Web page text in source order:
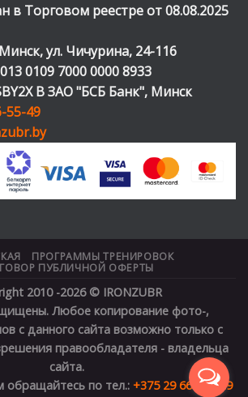
в Торговом реестре от 08.08.2025
ул. Чичурина, 24-116
0109 7000 0000 8933
В ЗАО "БСБ Банк", Минск
55-49
ПРОГРАММЫ ТРЕНИРОВОК
ПУБЛИЧНОЙ ОФЕРТЫ
2010 -2026 © IRONZUBR
Любое копирование фото-,
с данного сайта возможно только с
правообладателя - владельца
сайта.
обращайтесь по тел.: +375 29 666-55-49